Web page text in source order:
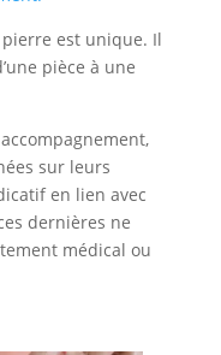
est unique. Il
pièce à une
sur leurs
en lien avec
dernières ne
médical ou